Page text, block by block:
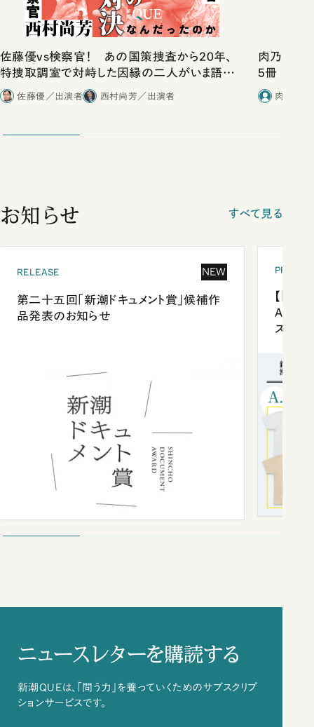
佐藤優vs検察官！ あの国策捜査から20年、
特捜取調室で対峙した因縁の二人がいま語り
合ったこと
佐藤優／出演者 西村尚芳／出演者
肉乃小路
5冊
肉乃小路
お知らせ すべて見る
RELEASE NEW
第二十五回「新潮ドキュメント賞」候補作
品発表のお知らせ
【「新
ズプレ
ニュースレターを購読する
新潮QUEは、「問う力」を養っていくためのサブスクリプ
ションサービスです。